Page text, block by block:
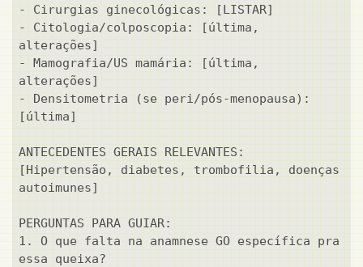
- Cirurgias ginecológicas: [LISTAR]
- Citologia/colposcopia: [última,
alterações]
- Mamografia/US mamária: [última,
alterações]
- Densitometria (se peri/pós-menopausa):
[última]
ANTECEDENTES GERAIS RELEVANTES:
[Hipertensão, diabetes, trombofilia, doenças
autoimunes]
PERGUNTAS PARA GUIAR:
1. O que falta na anamnese GO específica pra
essa queixa?